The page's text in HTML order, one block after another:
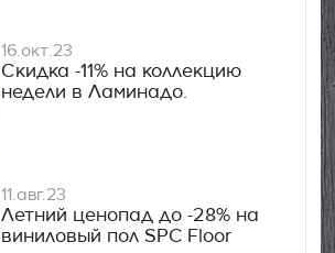
16.окт.23
Скидка -11% на коллекцию
недели в Ламинадо.
11.авг.23
Летний ценопад до -28% на
виниловый пол SPC Floor